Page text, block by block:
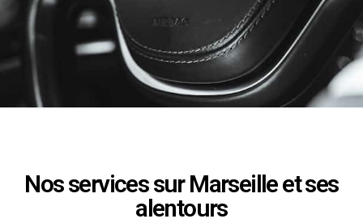
Nos services sur Marseille et ses
alentours